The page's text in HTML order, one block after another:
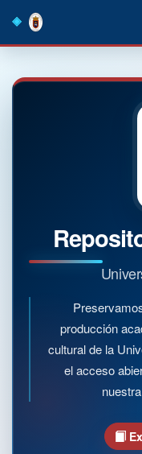
navigation
producción
cultural de la
el acceso